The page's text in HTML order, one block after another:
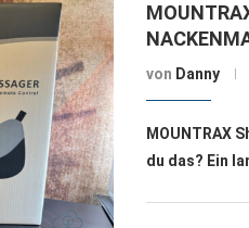
von Danny
MOUNTRAX
du das? Ein